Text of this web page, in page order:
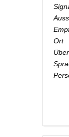
Ort